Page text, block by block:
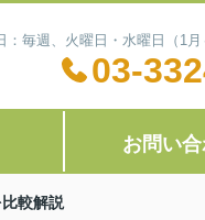
毎週、火曜日・水曜日（1月
03-
お問い
較解説